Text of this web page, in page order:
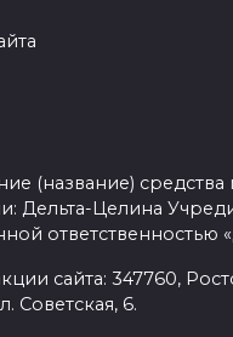
(название) средства
Дельта-Целина
ответственностью
сайта: 347760,
Советская, 6.